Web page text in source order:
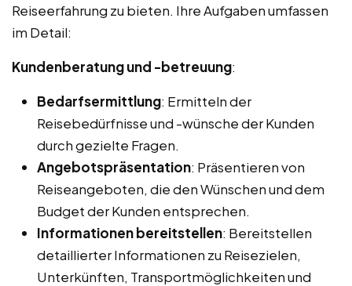
Reiseerfahrung zu bieten. Ihre Aufgaben umfassen
im Detail:
Kundenberatung und -betreuung:
Bedarfsermittlung: Ermitteln der
Reisebedürfnisse und -wünsche der Kunden
durch gezielte Fragen.
Angebotspräsentation: Präsentieren von
Reiseangeboten, die den Wünschen und dem
Budget der Kunden entsprechen.
Informationen bereitstellen: Bereitstellen
detaillierter Informationen zu Reisezielen,
Unterkünften, Transportmöglichkeiten und